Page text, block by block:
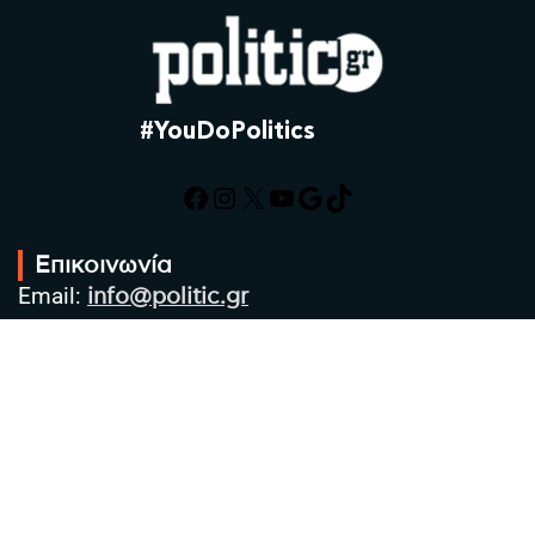
#YouDoPolitics
Facebook
Instagram
X YouTube
Google
TikTok
Επικοινωνία
Email: info@politic.gr
Τηλ: